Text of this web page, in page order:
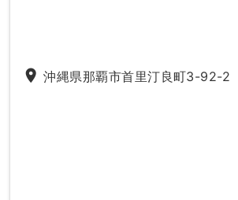
place 沖縄県那覇市首里汀良町3-92-2